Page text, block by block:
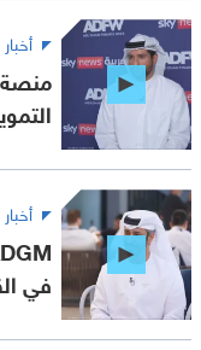
منصة
في